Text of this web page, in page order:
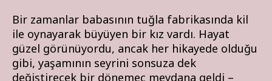
Bir zamanlar babasının tuğla fabrikasında kil
ile oynayarak büyüyen bir kız vardı. Hayat
güzel görünüyordu, ancak her hikayede olduğu
gibi, yaşamının seyrini sonsuza dek
değiştirecek bir dönemeç meydana geldi –